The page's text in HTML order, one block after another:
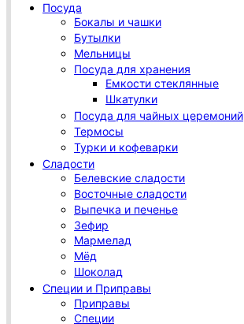
Посуда
Бокалы и чашки
Бутылки
Мельницы
Посуда для хранения
Емкости стеклянные
Шкатулки
Посуда для чайных церемоний
Термосы
Турки и кофеварки
Сладости
Белевские сладости
Восточные сладости
Выпечка и печенье
Зефир
Мармелад
Мёд
Шоколад
Специи и Приправы
Приправы
Специи